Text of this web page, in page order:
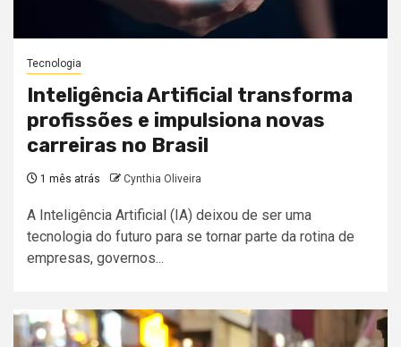
Tecnologia
Inteligência Artificial transforma
profissões e impulsiona novas
carreiras no Brasil
1 mês atrás Cynthia Oliveira
A Inteligência Artificial (IA) deixou de ser uma
tecnologia do futuro para se tornar parte da rotina de
empresas, governos...